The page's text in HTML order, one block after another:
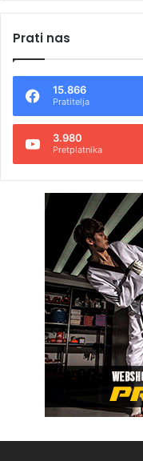
Prati nas
15.866
Pratitelja
3.980
Pretplatnika